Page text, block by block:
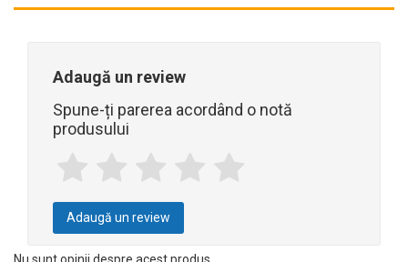
Adaugă un review
Spune-ți parerea acordând o notă
produsului
Adaugă un review
Nu sunt opinii despre acest produs.